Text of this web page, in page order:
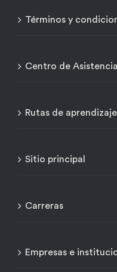
Términos y
Centro de Asistencia
Rutas de aprendizaje
Sitio principal
Carreras
Empresas e